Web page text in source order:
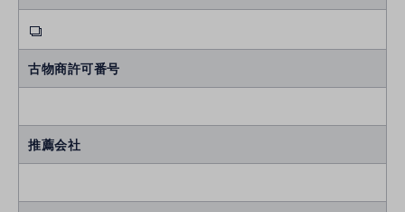
古物商許可番号
推薦会社